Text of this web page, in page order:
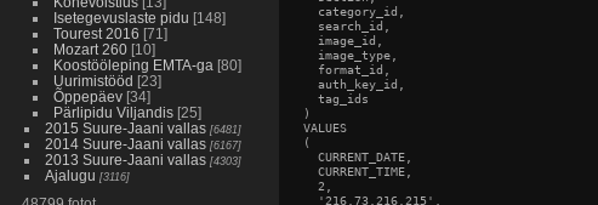
Isetegevuslaste pidu [148]
Tourest 2016 [71]
Mozart 260 [10]
Koostööleping EMTA-ga [80]
Uurimistööd [23]
Õppepäev [34]
Pärlipidu Viljandis [25]
2015 Suure-Jaani vallas [6481]
2014 Suure-Jaani vallas [6167]
2013 Suure-Jaani vallas [4303]
Ajalugu [3116]
    category_id,
    search_id,
    image_id,
    image_type,
    format_id,
    auth_key_id,
    tag_ids
  )
  VALUES
  (
    CURRENT_DATE,
    CURRENT_TIME,
    2,
    '216.73.216.215',